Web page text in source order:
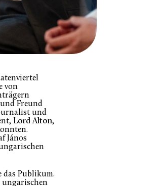
von
Freund
und
Lord Alton,
János
das Publikum.
ungarischen